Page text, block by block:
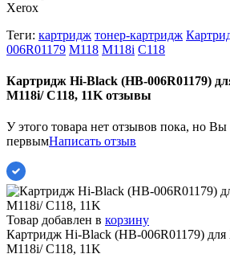
Xerox
Теги: картридж тонер-картридж
006R01179 M118 M118i C118
Картридж Hi-Black (HB-006R01179)
M118i/ C118, 11K отзывы
У этого товара нет отзывов пока, но
первымНаписать отзыв
Товар добавлен в корзину
Картридж Hi-Black (HB-006R01179)
M118i/ C118, 11K